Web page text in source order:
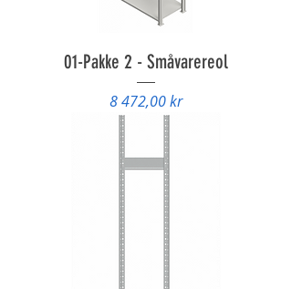
01-Pakke 2 - Småvarereol
Pris
8 472,00 kr